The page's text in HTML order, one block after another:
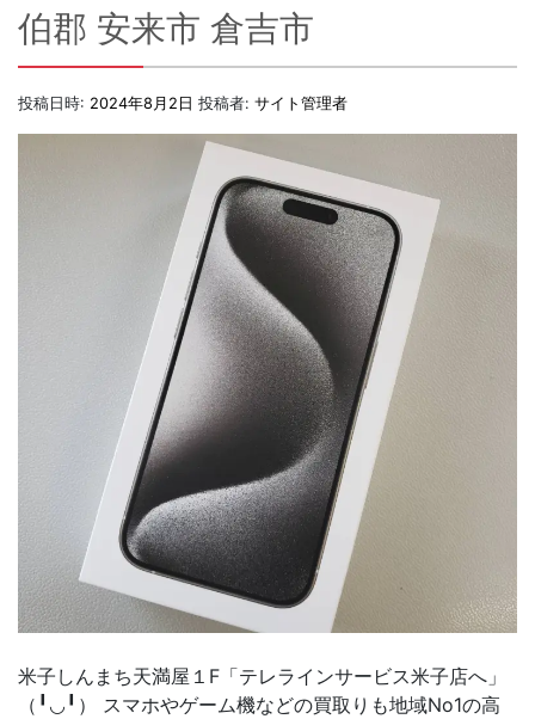
伯郡 安来市 倉吉市
投稿日時: 2024年8月2日 投稿者: サイト管理者
米子しんまち天満屋１F「テレラインサービス米子店へ」
（╹◡╹） スマホやゲーム機などの買取りも地域No1の高